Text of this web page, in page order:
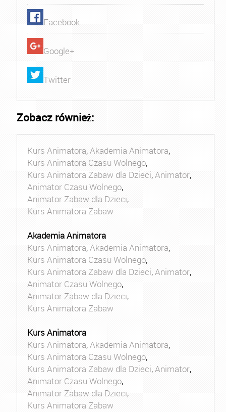
Facebook
Google+
Twitter
Zobacz również:
Kurs Animatora,Akademia Animatora,
Kurs Animatora Czasu Wolnego,
Kurs Animatora Zabaw dla Dzieci,Animator,
Animator Czasu Wolnego,
Animator Zabaw dla Dzieci,
Kurs Animatora Zabaw
Akademia Animatora
Kurs Animatora,Akademia Animatora,
Kurs Animatora Czasu Wolnego,
Kurs Animatora Zabaw dla Dzieci,Animator,
Animator Czasu Wolnego,
Animator Zabaw dla Dzieci,
Kurs Animatora Zabaw
Kurs Animatora
Kurs Animatora,Akademia Animatora,
Kurs Animatora Czasu Wolnego,
Kurs Animatora Zabaw dla Dzieci,Animator,
Animator Czasu Wolnego,
Animator Zabaw dla Dzieci,
Kurs Animatora Zabaw